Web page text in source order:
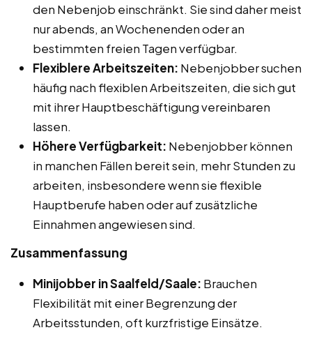
den Nebenjob einschränkt. Sie sind daher meist
nur abends, an Wochenenden oder an
bestimmten freien Tagen verfügbar.
Flexiblere Arbeitszeiten: Nebenjobber suchen
häufig nach flexiblen Arbeitszeiten, die sich gut
mit ihrer Hauptbeschäftigung vereinbaren
lassen.
Höhere Verfügbarkeit: Nebenjobber können
in manchen Fällen bereit sein, mehr Stunden zu
arbeiten, insbesondere wenn sie flexible
Hauptberufe haben oder auf zusätzliche
Einnahmen angewiesen sind.
Zusammenfassung
Minijobber in Saalfeld/Saale: Brauchen
Flexibilität mit einer Begrenzung der
Arbeitsstunden, oft kurzfristige Einsätze.